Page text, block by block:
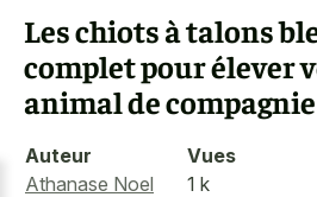
Les chiots à talons
complet pour élever
animal de compagnie
Auteur
Athanase Noel
Vues
1 k